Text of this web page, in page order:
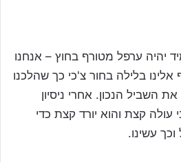
יהיה ערפל מטורף בחוץ – אנחנו
הצטרף אלינו בלילה בחור צ'כי כך שהלכנו
השביל הנכון. אחרי ניסיון
עולה קצת והוא יורד קצת כדי
עשינו.